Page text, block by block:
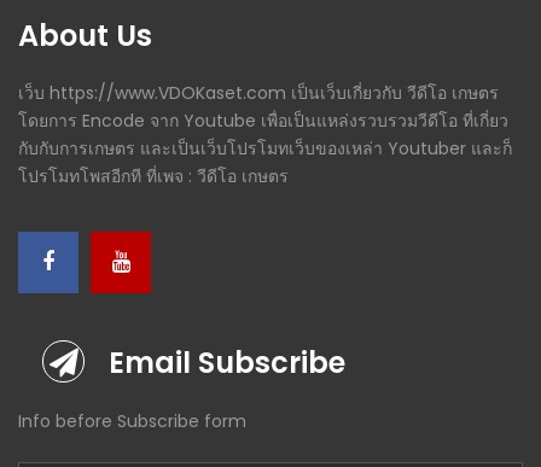
About Us
เว็บ https://www.VDOKaset.com เป็นเว็บเกี่ยวกับ วีดีโอ เกษตร
โดยการ Encode จาก Youtube เพื่อเป็นแหล่งรวบรวมวีดีโอ ที่เกี่ยว
กับกับการเกษตร และเป็นเว็บโปรโมทเว็บของเหล่า Youtuber และก็
โปรโมทโพสอีกที ที่เพจ : วีดีโอ เกษตร
Email Subscribe
Info before Subscribe form